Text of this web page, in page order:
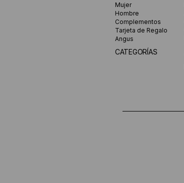
Mujer
Hombre
Complementos
Tarjeta de Regalo
Angus
CATEGORÍAS